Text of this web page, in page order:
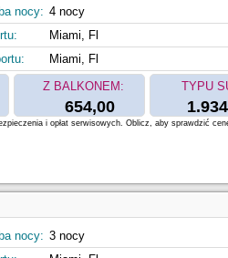
nocy: 4 nocy
Miami, Fl
Miami, Fl
Z BALKONEM:
654,00
TYPU
i opłat serwisowych. Oblicz, aby sprawdzić
nocy: 3 nocy